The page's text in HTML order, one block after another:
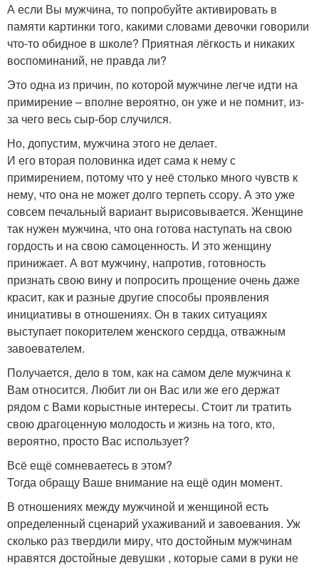
А если Вы мужчина, то попробуйте активировать в
памяти картинки того, какими словами девочки говорили
что-то обидное в школе? Приятная лёгкость и никаких
воспоминаний, не правда ли?
Это одна из причин, по которой мужчине легче идти на
примирение – вполне вероятно, он уже и не помнит, из-
за чего весь сыр-бор случился.
Но, допустим, мужчина этого не делает.
И его вторая половинка идет сама к нему с
примирением, потому что у неё столько много чувств к
нему, что она не может долго терпеть ссору. А это уже
совсем печальный вариант вырисовывается. Женщине
так нужен мужчина, что она готова наступать на свою
гордость и на свою самоценность. И это женщину
принижает. А вот мужчину, напротив, готовность
признать свою вину и попросить прощение очень даже
красит, как и разные другие способы проявления
инициативы в отношениях. Он в таких ситуациях
выступает покорителем женского сердца, отважным
завоевателем.
Получается, дело в том, как на самом деле мужчина к
Вам относится. Любит ли он Вас или же его держат
рядом с Вами корыстные интересы. Стоит ли тратить
свою драгоценную молодость и жизнь на того, кто,
вероятно, просто Вас использует?
Всё ещё сомневаетесь в этом?
Тогда обращу Ваше внимание на ещё один момент.
В отношениях между мужчиной и женщиной есть
определенный сценарий ухаживаний и завоевания. Уж
сколько раз твердили миру, что достойным мужчинам
нравятся достойные девушки , которые сами в руки не